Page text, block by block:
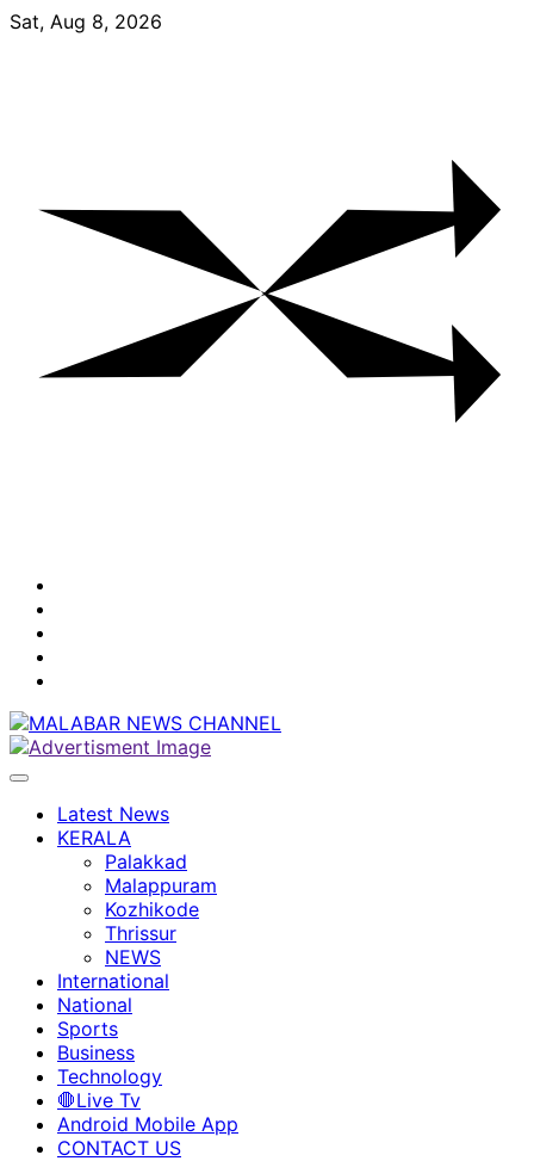
Skip
Sat, Aug 8, 2026
Latest News
KERALA
Palakkad
Malappuram
Kozhikode
Thrissur
NEWS
International
National
Sports
Business
Technology
🛑Live Tv
Android Mobile App
CONTACT US